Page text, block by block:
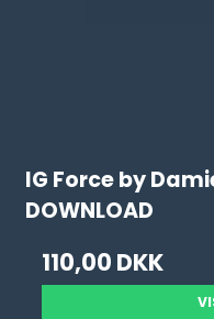
IG Force by
DOWNLOAD
110,00 DKK